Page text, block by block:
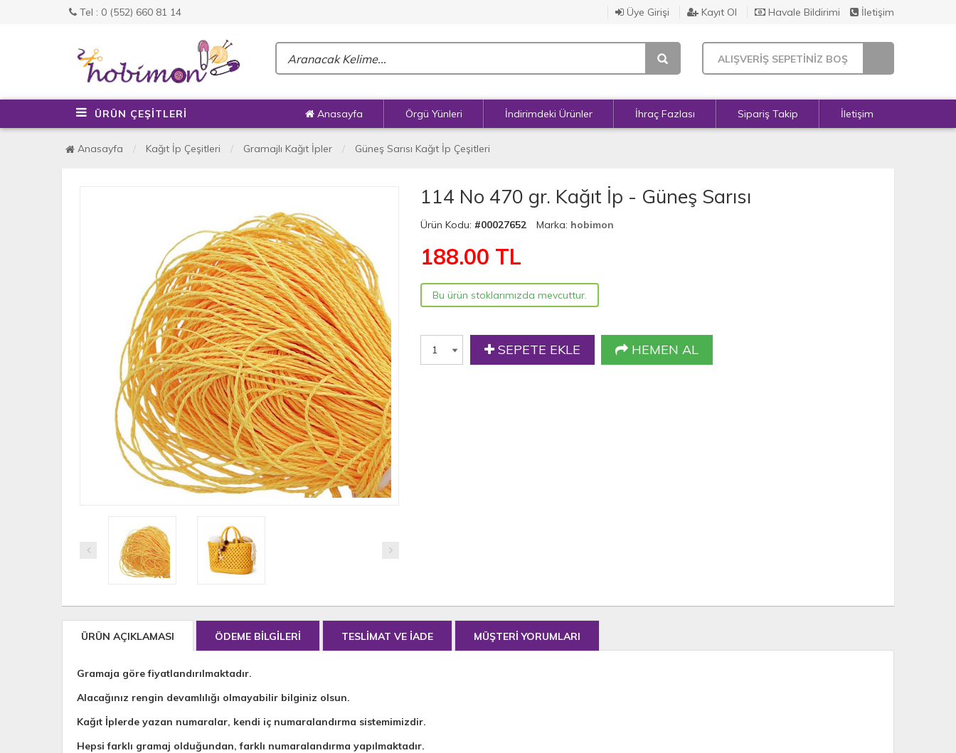
Tel : 0 (552) 660 81 14 Üye Girişi Kayıt Ol Havale Bildirimi İletişim
ALIŞVERİŞ SEPETİNİZ BOŞ
ÜRÜN ÇEŞİTLERİ Anasayfa Örgü Yünleri İndirimdeki Ürünler İhraç Fazlası Sipariş Takip İletişim
Anasayfa Kağıt İp Çeşitleri Gramajlı Kağıt İpler Güneş Sarısı Kağıt İp Çeşitleri
114 No 470 gr. Kağıt İp - Güneş Sarısı
Ürün Kodu: #00027652 Marka: hobimon
188.00 TL
Bu ürün stoklarımızda mevcuttur.
SEPETE EKLE HEMEN AL
ÜRÜN AÇIKLAMASI ÖDEME BİLGİLERİ TESLİMAT VE İADE MÜŞTERİ YORUMLARI
Gramaja göre fiyatlandırılmaktadır.
Alacağınız rengin devamlılığı olmayabilir bilginiz olsun.
Kağıt İplerde yazan numaralar, kendi iç numaralandırma sistemimizdir.
Hepsi farklı gramaj olduğundan, farklı numaralandırma yapılmaktadır.